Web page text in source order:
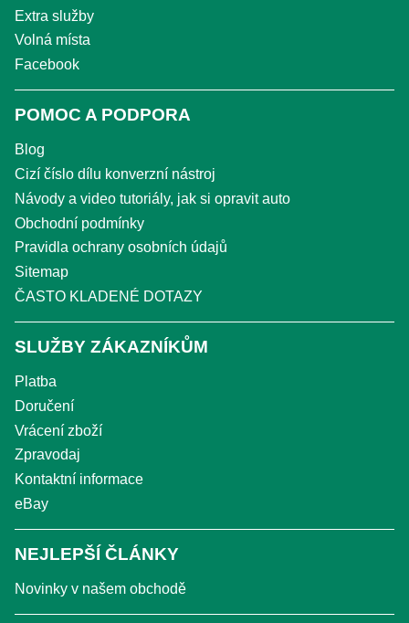
Extra služby
Volná místa
Facebook
POMOC A PODPORA
Blog
Cizí číslo dílu konverzní nástroj
Návody a video tutoriály, jak si opravit auto
Obchodní podmínky
Pravidla ochrany osobních údajů
Sitemap
ČASTO KLADENÉ DOTAZY
SLUŽBY ZÁKAZNÍKŮM
Platba
Doručení
Vrácení zboží
Zpravodaj
Kontaktní informace
eBay
NEJLEPŠÍ ČLÁNKY
Novinky v našem obchodě